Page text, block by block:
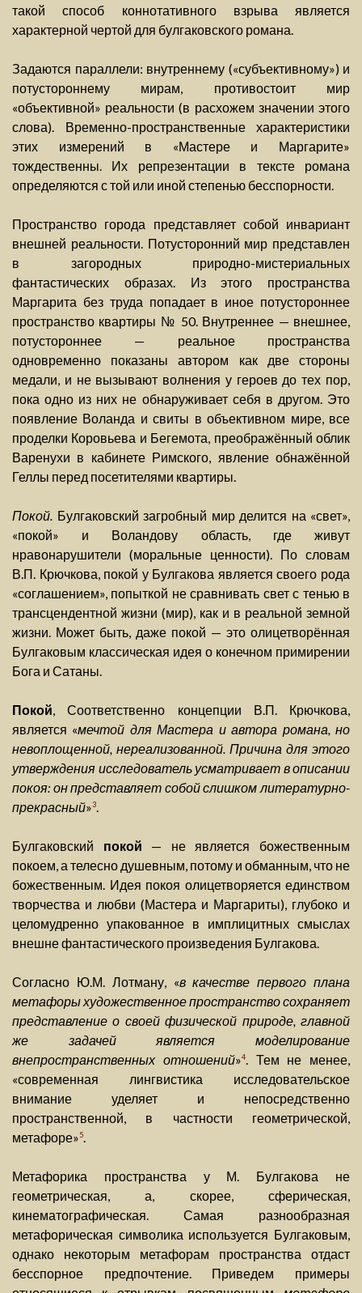
такой способ коннотативного взрыва является
характерной чертой для булгаковского романа.
Задаются параллели: внутреннему («субъективному») и
потустороннему мирам, противостоит мир
«объективной» реальности (в расхожем значении этого
слова). Временно-пространственные характеристики
этих измерений в «Мастере и Маргарите»
тождественны. Их репрезентации в тексте романа
определяются с той или иной степенью бесспорности.
Пространство города представляет собой инвариант
внешней реальности. Потусторонний мир представлен
в загородных природно-мистериальных
фантастических образах. Из этого пространства
Маргарита без труда попадает в иное потустороннее
пространство квартиры № 50. Внутреннее — внешнее,
потустороннее — реальное пространства
одновременно показаны автором как две стороны
медали, и не вызывают волнения у героев до тех пор,
пока одно из них не обнаруживает себя в другом. Это
появление Воланда и свиты в объективном мире, все
проделки Коровьева и Бегемота, преображённый облик
Варенухи в кабинете Римского, явление обнажённой
Геллы перед посетителями квартиры.
Покой. Булгаковский загробный мир делится на «свет»,
«покой» и Воландову область, где живут
нравонарушители (моральные ценности). По словам
В.П. Крючкова, покой у Булгакова является своего рода
«соглашением», попыткой не сравнивать свет с тенью в
трансцендентной жизни (мир), как и в реальной земной
жизни. Может быть, даже покой — это олицетворённая
Булгаковым классическая идея о конечном примирении
Бога и Сатаны.
Покой, Соответственно концепции В.П. Крючкова,
является «мечтой для Мастера и автора романа, но
невоплощенной, нереализованной. Причина для этого
утверждения исследователь усматривает в описании
покоя: он представляет собой слишком литературно-
прекрасный»3.
Булгаковский покой — не является божественным
покоем, а телесно душевным, потому и обманным, что не
божественным. Идея покоя олицетворяется единством
творчества и любви (Мастера и Маргариты), глубоко и
целомудренно упакованное в имплицитных смыслах
внешне фантастического произведения Булгакова.
Согласно Ю.М. Лотману, «в качестве первого плана
метафоры художественное пространство сохраняет
представление о своей физической природе, главной
же задачей является моделирование
внепространственных отношений»4. Тем не менее,
«современная лингвистика исследовательское
внимание уделяет и непосредственно
пространственной, в частности геометрической,
метафоре»5.
Метафорика пространства у М. Булгакова не
геометрическая, а, скорее, сферическая,
кинематографическая. Самая разнообразная
метафорическая символика используется Булгаковым,
однако некоторым метафорам пространства отдаст
бесспорное предпочтение. Приведем примеры